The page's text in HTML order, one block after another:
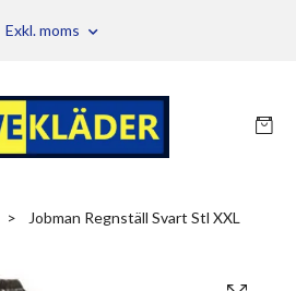
Exkl. moms
Jobman Regnställ Svart Stl XXL